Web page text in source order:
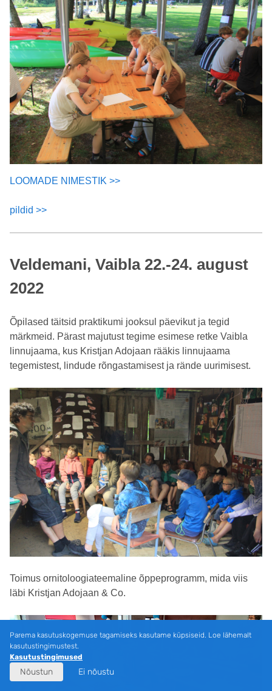
LOOMADE NIMESTIK >>
pildid >>
Veldemani, Vaibla 22.-24. august
2022
Õpilased täitsid praktikumi jooksul päevikut ja tegid
märkmeid. Pärast majutust tegime esimese retke Vaibla
linnujaama, kus Kristjan Adojaan rääkis linnujaama
tegemistest, lindude rõngastamisest ja rände uurimisest.
Toimus ornitoloogiateemaline õppeprogramm, mida viis
läbi Kristjan Adojaan & Co.
Parema kasutuskogemuse tagamiseks kasutame küpsiseid. Loe lähemalt
kasutustingimustest.
Kasutustingimused
Nõustun Ei nõustu